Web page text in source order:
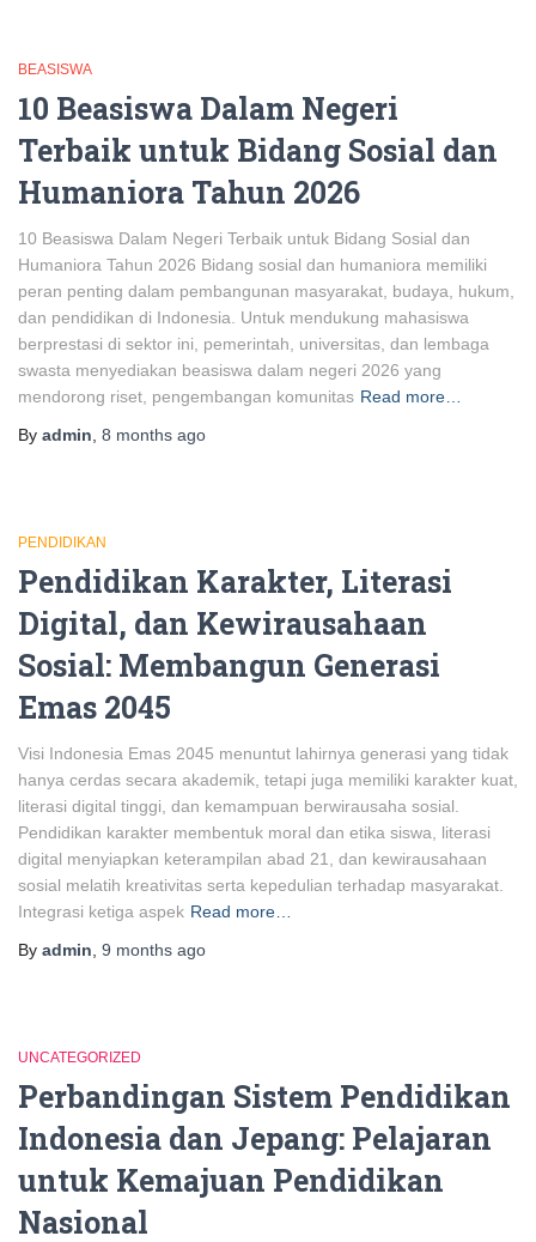
BEASISWA
10 Beasiswa Dalam Negeri
Terbaik untuk Bidang Sosial dan
Humaniora Tahun 2026
10 Beasiswa Dalam Negeri Terbaik untuk Bidang Sosial dan
Humaniora Tahun 2026 Bidang sosial dan humaniora memiliki
peran penting dalam pembangunan masyarakat, budaya, hukum,
dan pendidikan di Indonesia. Untuk mendukung mahasiswa
berprestasi di sektor ini, pemerintah, universitas, dan lembaga
swasta menyediakan beasiswa dalam negeri 2026 yang
mendorong riset, pengembangan komunitas Read more…
By admin, 8 months ago
PENDIDIKAN
Pendidikan Karakter, Literasi
Digital, dan Kewirausahaan
Sosial: Membangun Generasi
Emas 2045
Visi Indonesia Emas 2045 menuntut lahirnya generasi yang tidak
hanya cerdas secara akademik, tetapi juga memiliki karakter kuat,
literasi digital tinggi, dan kemampuan berwirausaha sosial.
Pendidikan karakter membentuk moral dan etika siswa, literasi
digital menyiapkan keterampilan abad 21, dan kewirausahaan
sosial melatih kreativitas serta kepedulian terhadap masyarakat.
Integrasi ketiga aspek Read more…
By admin, 9 months ago
UNCATEGORIZED
Perbandingan Sistem Pendidikan
Indonesia dan Jepang: Pelajaran
untuk Kemajuan Pendidikan
Nasional